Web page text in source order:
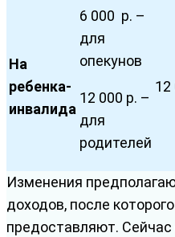
На
ребенка-
инвалида
6 000 р. –
для
опекунов
12 000 р. –
для
родителей
12
Изменения
доходов, после
предоставляют.